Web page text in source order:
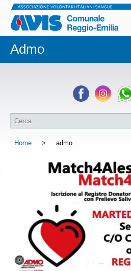
Admo
Home > admo